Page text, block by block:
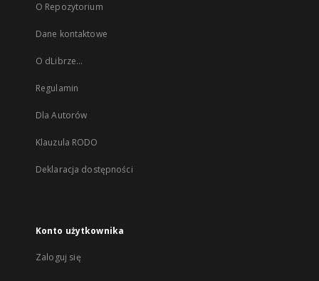
O Repozytorium
Dane kontaktowe
O dLibrze...
Regulamin
Dla Autorów
Klauzula RODO
Deklaracja dostępności
Konto użytkownika
Zaloguj się